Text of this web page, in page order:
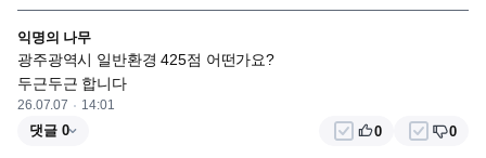
익명의 나무
광주광역시 일반환경 425점 어떤가요?
두근두근 합니다
26.07.07 14:01
댓글 0 0 0